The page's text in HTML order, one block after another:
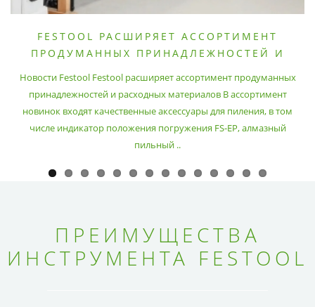
FESTOOL РАСШИРЯЕТ АССОРТИМЕНТ
ПРОДУМАННЫХ ПРИНАДЛЕЖНОСТЕЙ И
Новости Festool Festool расширяет ассортимент продуманных
принадлежностей и расходных материалов В ассортимент
новинок входят качественные аксессуары для пиления, в том
числе индикатор положения погружения FS-EP, алмазный
пильный ..
ПРЕИМУЩЕСТВА
ИНСТРУМЕНТА FESTOOL